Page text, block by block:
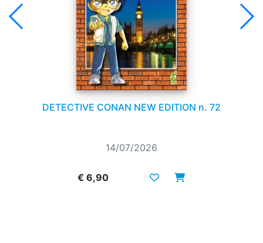
DETECTIVE CONAN NEW EDITION n. 72
14/07/2026
€ 6,90